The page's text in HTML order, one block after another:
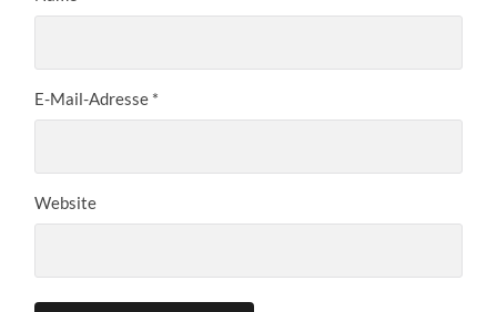
E-Mail-Adresse *
Website